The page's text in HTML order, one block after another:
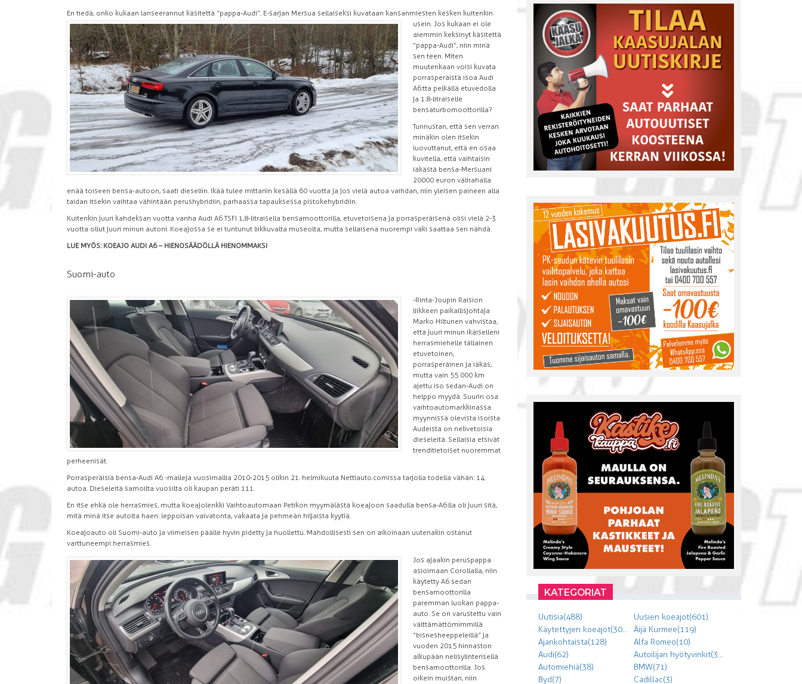
En tiedä, onko kukaan lanseerannut käsitettä ”pappa-Audi”. E-sarjan Mersua sellaiseksi kuvataan kansanmiesten kesken kuitenkin
usein. Jos kukaan ei ole
aiemmin keksinyt käsitettä
”pappa-Audi”, niin minä
sen teen. Miten
muutenkaan voisi kuvata
porrasperäistä isoa Audi
A6:tta pelkällä etuvedolla
ja 1.8-litraiselle
bensaturbomoottorilla?
Tunnustan, että sen verran
minäkin olen itsekin
luovuttanut, että en osaa
kuvitella, että vaihtaisin
iäkästä bensa-Mersuani
20 000 euron välirahalla
enää toiseen bensa-autoon, saati dieseliin. Ikää tulee mittariin kesällä 60 vuotta ja jos vielä autoa vaihdan, niin yleisen paineen alla
taidan itsekin vaihtaa vähintään perushybridiin, parhaassa tapauksessa pistokehybridiin.
Kuitenkin juuri kahdeksan vuotta vanha Audi A6 TSFI 1,8-litraisella bensamoottorilla, etuvetoisena ja porrasperäisenä olisi vielä 2-3
vuotta ollut juuri minun autoni. Koeajossa se ei tuntunut liikkuvalta museolta, mutta sellaisena nuorempi väki saattaa sen nähdä.
LUE MYÖS: KOEAJO AUDI A6 – HIENOSÄÄDÖLLÄ HIENOMMAKSI
Suomi-auto
-Rinta-Joupin Raision
liikkeen paikallisjohtaja
Marko Hiltunen vahvistaa,
että juuri minun ikäiselleni
herrasmiehelle tällainen
etuvetoinen,
porrasperäinen ja iäkäs,
mutta vain 55 000 km
ajettu iso sedan-Audi on
helppo myydä. Suurin osa
vaihtoautomarkkinassa
myynnissä olevista isoista
Audeista on nelivetoisia
dieseleitä. Sellaisia etsivät
trenditietoiset nuoremmat
perheenisät.
Porrasperäisiä bensa-Audi A6 -malleja vuosimallia 2010-2015 olikin 21. helmikuuta Nettiauto.comissa tarjolla todella vähän: 14
autoa. Dieseleitä samoilta vuosilta oli kaupan peräti 111.
En itse ehkä ole herrasmies, mutta koeajolenkki Vaihtoautomaan Petikon myymälästä koeajoon saadulla bensa-A6:lla oli juuri sitä,
mitä minä itse autolta haen: leppoisan vaivatonta, vakaata ja pehmeän hiljaista kyytiä.
Koeajoauto oli Suomi-auto ja viimeisen päälle hyvin pidetty ja huollettu. Mahdollisesti sen on aikoinaan uutenakin ostanut
varttuneempi herrasmies.
Jos ajaakin peruspappa
asioimaan Corollalla, niin
käytetty A6 sedan
bensamoottorilla
paremman luokan pappa-
auto. Se on varustettu vain
välttämättömimmillä
”bisnesheeppeleillä” ja
vuoden 2015 hinnaston
alkupään nelisylinterisellä
bensamoottorilla. Jos
oikein muistan, niin
KATEGORIAT
Uutisia (488)
Uusien koeajot (601)
Käytettyjen koeajot (303) Äijä Kurmee (119)
Ajankohtaista (128)
Alfa Romeo (10)
Audi (62)
Autoilijan hyötyvinkit (300)
Automiehiä (38)
BMW (71)
Byd (7)
Cadillac (3)